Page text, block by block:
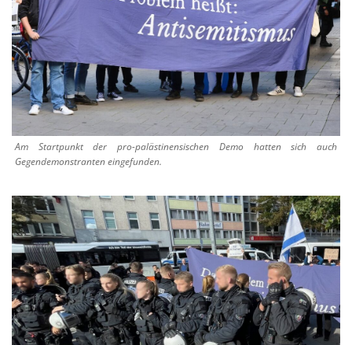
Am Startpunkt der pro-palästinensischen Demo hatten sich auch
Gegendemonstranten eingefunden.